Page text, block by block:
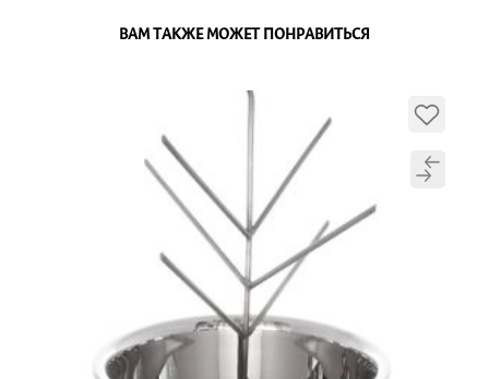
ВАМ ТАКЖЕ МОЖЕТ ПОНРАВИТЬСЯ